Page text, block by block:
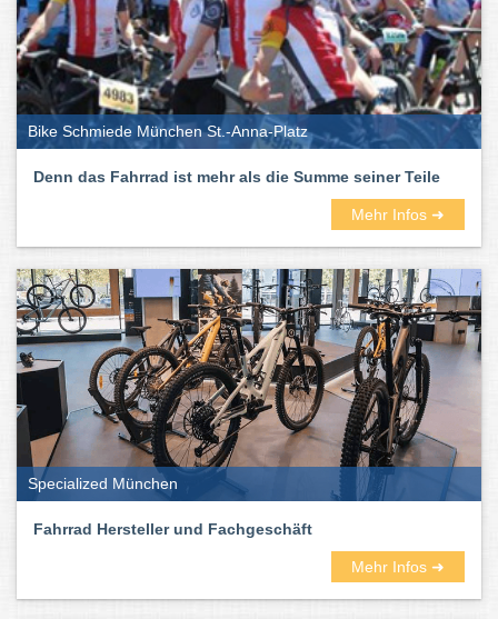
Bike Schmiede München St.-Anna-Platz
Denn das Fahrrad ist mehr als die Summe seiner Teile
Mehr Infos ➜
Specialized München
Fahrrad Hersteller und Fachgeschäft
Mehr Infos ➜